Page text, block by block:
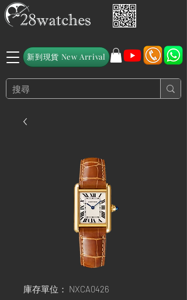
新到現貨 New Arrival
庫存單位： NXCA0426